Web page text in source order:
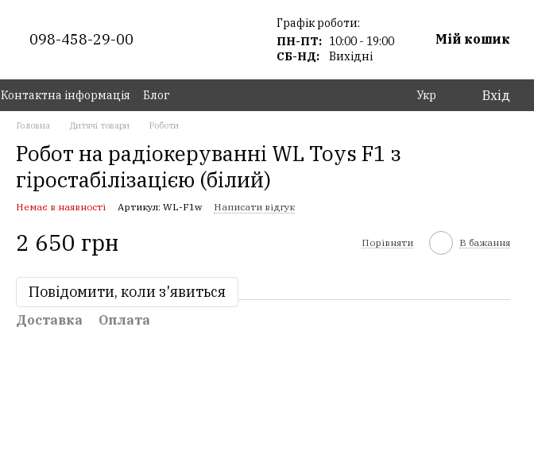
098-458-29-00
Графік роботи:
ПН-ПТ: 10:00 - 19:00
СБ-НД:
Вихідні
Мій кошик
Контактна інформація Блог Укр Вхід
Головна Дитячі товари Роботи
Робот на радіокеруванні WL Toys F1 з
гіростабілізацією (білий)
Немає в наявності Артикул: WL-F1w Написати відгук
2 650 грн Порівняти В бажання
Повідомити, коли з'явиться
Доставка Оплата